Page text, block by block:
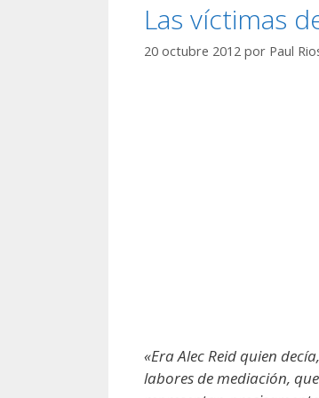
Las víctimas
20 octubre 2012 por Paul
«Era Alec Reid quien
labores de mediación,